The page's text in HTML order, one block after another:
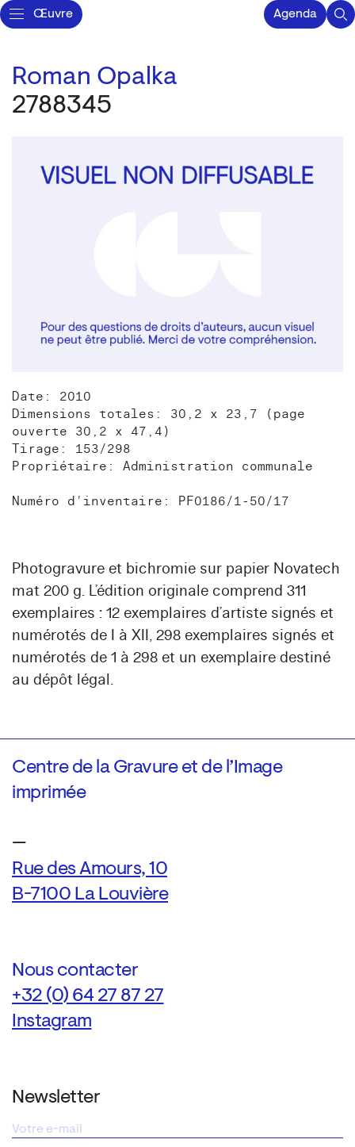
Œuvre Agenda
Roman Opalka
2788345
Date: 2010
Dimensions totales: 30,2 x 23,7 (page
ouverte 30,2 x 47,4)
Tirage: 153/298
Propriétaire: Administration communale
Numéro d'inventaire: PF0186/1-50/17
Photogravure et bichromie sur papier Novatech
mat 200 g. L’édition originale comprend 311
exemplaires : 12 exemplaires d’artiste signés et
numérotés de I à XII, 298 exemplaires signés et
numérotés de 1 à 298 et un exemplaire destiné
au dépôt légal.
Centre de la Gravure et de l’Image
imprimée
—
Rue des Amours, 10
B-7100 La Louvière
Nous contacter
+32 (0) 64 27 87 27
Instagram
Newsletter